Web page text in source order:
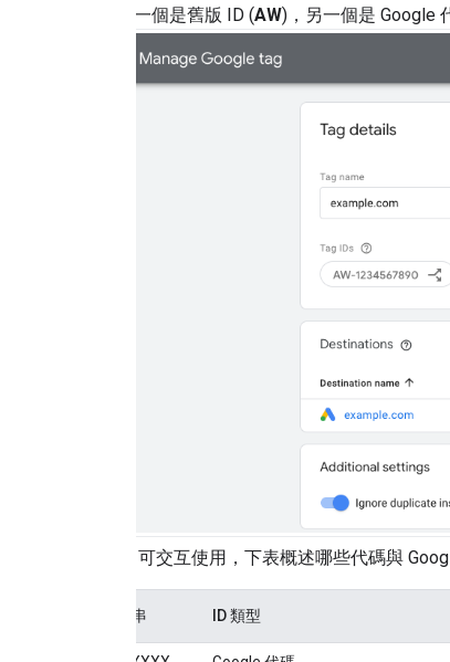
個 ID：一個是舊版 ID (AW)，另一個是 Google
代碼 ID 可交互使用，下表概述哪些代碼與
前置字串 ID 類型